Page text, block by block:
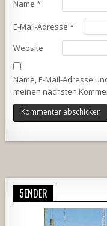
Name*
E-Mail-Adresse*
Website
Name, E-Mail-Adresse
meinen nächsten
5ENDER